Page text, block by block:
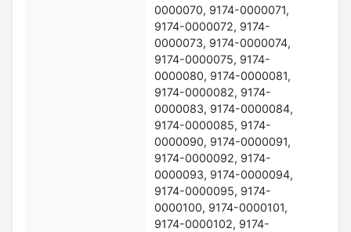
0000070, 9174-0000071,
9174-0000072, 9174-
0000073, 9174-0000074,
9174-0000075, 9174-
0000080, 9174-0000081,
9174-0000082, 9174-
0000083, 9174-0000084,
9174-0000085, 9174-
0000090, 9174-0000091,
9174-0000092, 9174-
0000093, 9174-0000094,
9174-0000095, 9174-
0000100, 9174-0000101,
9174-0000102, 9174-